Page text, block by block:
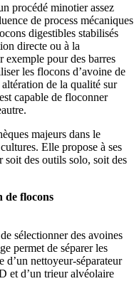
procédé minotier assez
de process mécaniques
digestibles stabilisés
directe ou à la
exemple pour des barres
les flocons d’avoine de
de la qualité sur
capable de floconner
majeurs dans le
Elle propose à ses
soit des outils solo, soit des
de flocons
sélectionner des avoines
permet de séparer les
d’un nettoyeur-séparateur
et d’un trieur alvéolaire